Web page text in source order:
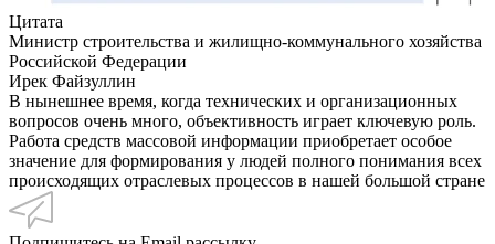
Цитата
Министр строительства и жилищно-коммунального хозяйства
Российской Федерации
Ирек Файзуллин
В нынешнее время, когда технических и организационных
вопросов очень много, объективность играет ключевую роль.
Работа средств массовой информации приобретает особое
значение для формирования у людей полного понимания всех
происходящих отраслевых процессов в нашей большой стране